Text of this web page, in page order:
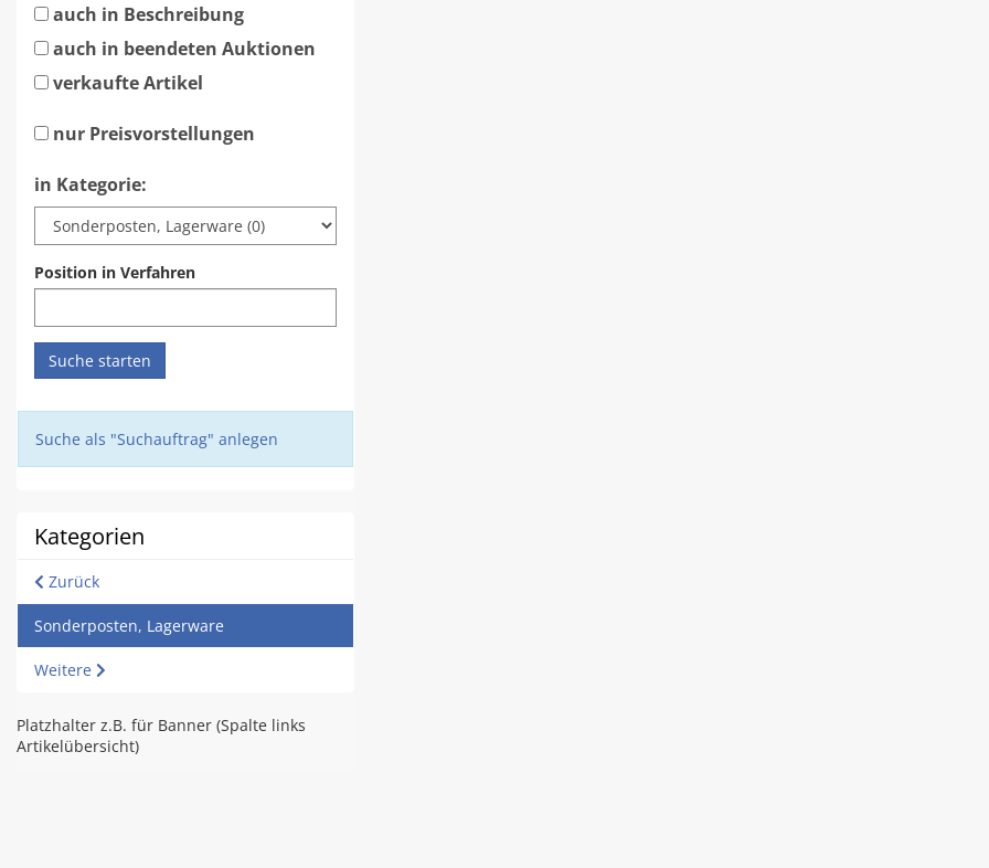
auch in Beschreibung
auch in beendeten Auktionen
verkaufte Artikel
nur Preisvorstellungen
in Kategorie:
Position in Verfahren
Suche starten
Suche als "Suchauftrag" anlegen
Kategorien
Zurück
Sonderposten, Lagerware
Weitere
Platzhalter z.B. für Banner (Spalte links
Artikelübersicht)